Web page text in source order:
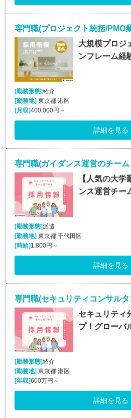
専門職(プロジェクト統括/PMO
大規模プロジ
ンフレーム経
[勤務形態]紹介
[勤務地] 東京都 港区
[月収]400,000円～
詳細を見る
専門職(ガイダンス運営のチー
【人気の大
ンス運営チー
[勤務形態]派遣
[勤務地] 東京都 千代田区
[時給] 1,800円～
詳細を見る
専門職(セキュリティコンサル
セキュリティ
プ！グローバ
[勤務形態]紹介
[勤務地]東京都 港区
[年収]600万円～
詳細を見る